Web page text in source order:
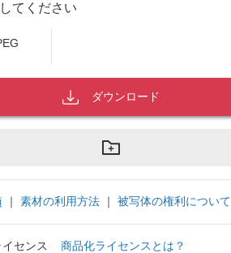
てください
ダウンロード
｜ 素材の利用方法 ｜ 被写体の権利について
センス 商品化ライセンスとは？